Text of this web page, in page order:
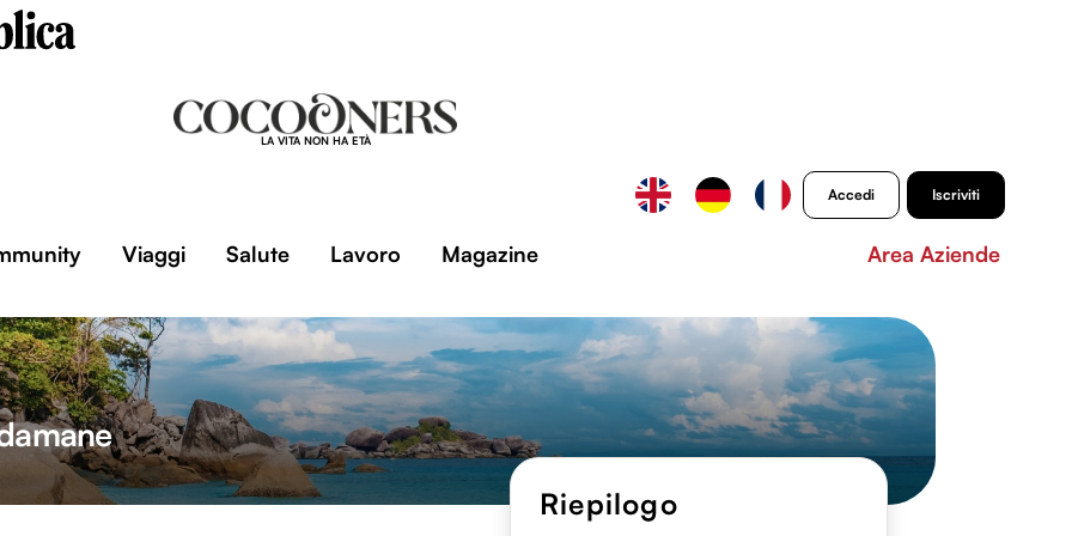
LA VITA NON HA ETÀ
Accedi Iscriviti
Viaggi Salute Lavoro Magazine Area Aziende
Riepilogo